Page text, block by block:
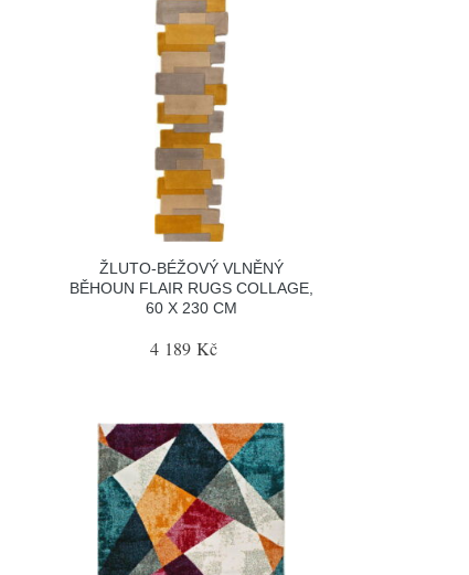
ŽLUTO-BÉŽOVÝ VLNĚNÝ
BĚHOUN FLAIR RUGS COLLAGE,
60 X 230 CM
4 189 Kč